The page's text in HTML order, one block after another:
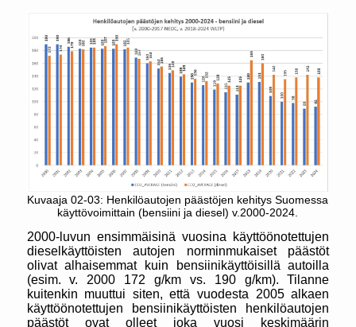
Kuvaaja 02-03: Henkilöautojen päästöjen kehitys Suomessa
käyttövoimittain (bensiini ja diesel) v.2000-2024.
2000-luvun ensimmäisinä vuosina käyttöönotettujen
dieselkäyttöisten autojen norminmukaiset päästöt
olivat alhaisemmat kuin bensiinikäyttöisillä autoilla
(esim. v. 2000 172 g/km vs. 190 g/km). Tilanne
kuitenkin muuttui siten, että vuodesta 2005 alkaen
käyttöönotettujen bensiinikäyttöisten henkilöautojen
päästöt ovat olleet joka vuosi keskimäärin